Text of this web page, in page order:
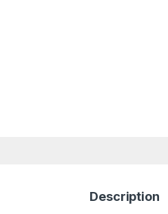
Description